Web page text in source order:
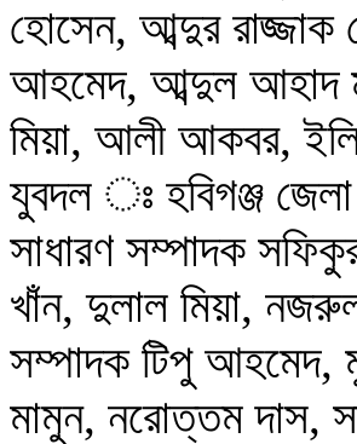
হোসেন, আব্দুর
আহমেদ, আব্দুল আহাদ
মিয়া, আলী আকবর,
যুবদল ঃ হবিগঞ্জ জেলা
সাধারণ সম্পাদক
খাঁন, দুলাল মিয়া,
সম্পাদক টিপু আহমেদ,
মামুন, নরোত্তম দাস,